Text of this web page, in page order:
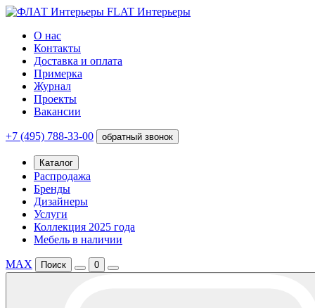
FLAT Интерьеры
О нас
Контакты
Доставка и оплата
Примерка
Журнал
Проекты
Вакансии
+7 (495) 788-33-00 обратный звонок
Каталог
Распродажа
Бренды
Дизайнеры
Услуги
Коллекция 2025 года
Мебель в наличии
MAX Поиск 0